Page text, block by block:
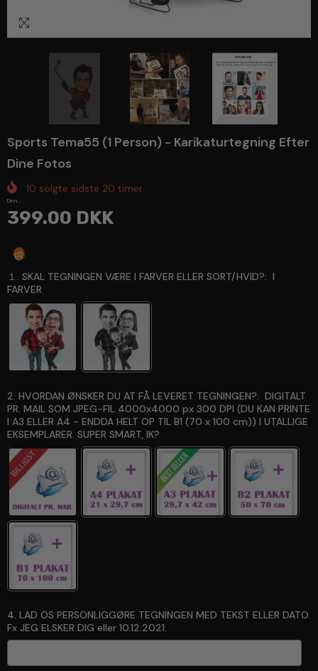
Sports Tema55 (1 Person) - Karikaturtegning Efter
Dine Fotos
10 solgte sidste 20 timer
Den...
399.00 DKK
１. SKAL TEGNINGEN VÆRE I FARVER ELLER SORT/HVID?: I
FARVER
2. HVORDAN ØNSKER DU AT FÅ LEVERET TEGNINGEN?: DIGITALT
PR. MAIL SOM JPEG-FIL 4000x4000 px 300 DPI (DU KAN PRINTE
I A3 ELLER A4 - ENDDA HELT OP TIL B1 (70 x 100 cm)) I UTALLIGE
EKSEMPLARER. SUPER SMART, IK?
4. LAD OS PERSONLIGGØRE TEGNINGEN MED TEKST ELLER DATO.
Fx JEG ELSKER DIG eller 10.12.2021: